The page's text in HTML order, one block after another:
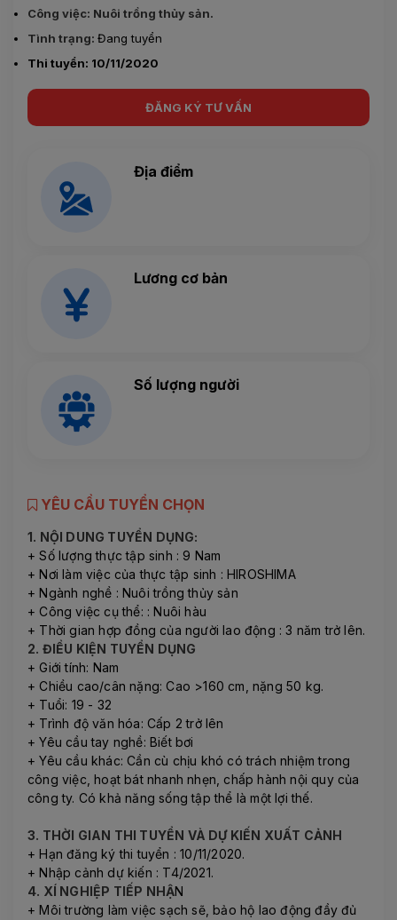
Công việc: Nuôi trồng thủy sản.
Tình trạng: Đang tuyển
Thi tuyển: 10/11/2020
ĐĂNG KÝ TƯ VẤN
Địa điểm
Lương cơ bản
Số lượng người
YÊU CẦU TUYỂN CHỌN
1. NỘI DUNG TUYỂN DỤNG:
+ Số lượng thực tập sinh : 9 Nam
+ Nơi làm việc của thực tập sinh : HIROSHIMA
+ Ngành nghề : Nuôi trồng thủy sản
+ Công việc cụ thể: : Nuôi hàu
+ Thời gian hợp đồng của người lao động : 3 năm trở lên.
2. ĐIỀU KIỆN TUYỂN DỤNG
+ Giới tính: Nam
+ Chiều cao/cân nặng: Cao >160 cm, nặng 50 kg.
+ Tuổi: 19 - 32
+ Trình độ văn hóa: Cấp 2 trở lên
+ Yêu cầu tay nghề: Biết bơi
+ Yêu cầu khác: Cần cù chịu khó có trách nhiệm trong
công việc, hoạt bát nhanh nhẹn, chấp hành nội quy của
công ty. Có khả năng sống tập thể là một lợi thế.
3. THỜI GIAN THI TUYỂN VÀ DỰ KIẾN XUẤT CẢNH
+ Hạn đăng ký thi tuyển : 10/11/2020.
+ Nhập cảnh dự kiến : T4/2021.
4. XÍ NGHIỆP TIẾP NHẬN
+ Môi trường làm việc sạch sẽ, bảo hộ lao động đầy đủ